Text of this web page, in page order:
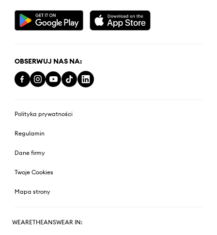
OBSERWUJ NAS NA:
Polityka prywatności
Regulamin
Dane firmy
Twoje Cookies
Mapa strony
WEARETHEANSWEAR IN: